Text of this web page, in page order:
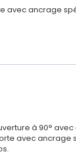
avec ancrage
à 90°
avec ancrage